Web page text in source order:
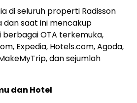
di seluruh properti Radisson
dan saat ini mencakup
OTA terkemuka,
Expedia, Hotels.com, Agoda,
dan sejumlah
dan Hotel